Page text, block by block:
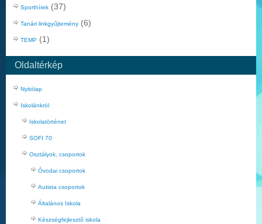
Sporthírek (37)
Tanári linkgyűjtemény (6)
TEMP (1)
Oldaltérkép
Nyitólap
Iskolánkról
Iskolatörténet
SOFI 70
Osztályok, csoportok
Óvodai csoportok
Autista csoportok
Általános Iskola
Készségfejlesztő iskola